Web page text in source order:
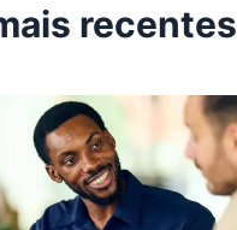
recentes